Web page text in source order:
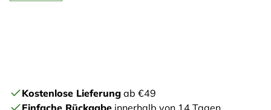
Kostenlose Lieferung ab €49
Einfache Rückgabe innerhalb von 14 Tagen